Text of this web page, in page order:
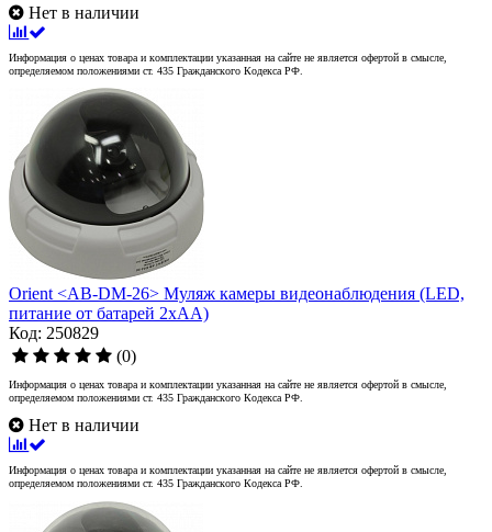
Нет в наличии
Информация о ценах товара и комплектации указанная на сайте не является офертой в смысле,
определяемом положениями ст. 435 Гражданского Кодекса РФ.
Orient <AB-DM-26> Муляж камеры видеонаблюдения (LED,
питание от батарей 2xAA)
Код: 250829
(0)
Информация о ценах товара и комплектации указанная на сайте не является офертой в смысле,
определяемом положениями ст. 435 Гражданского Кодекса РФ.
Нет в наличии
Информация о ценах товара и комплектации указанная на сайте не является офертой в смысле,
определяемом положениями ст. 435 Гражданского Кодекса РФ.